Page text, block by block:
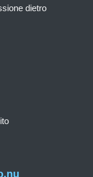
dietro